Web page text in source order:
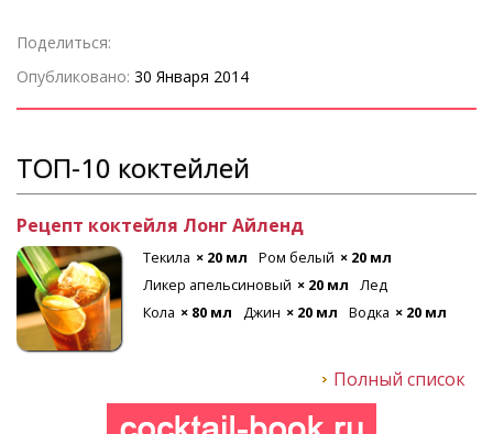
Поделиться:
Опубликовано: 30 Января 2014
ТОП-10 коктейлей
Рецепт коктейля Лонг Айленд
Текила × 20 мл Ром белый × 20 мл
Ликер апельсиновый × 20 мл
Лед
Кола × 80 мл Джин × 20 мл Водка × 20 мл
Полный список